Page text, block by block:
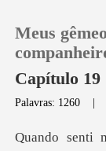
Meus
Capítulo 19
Palavras: 1260